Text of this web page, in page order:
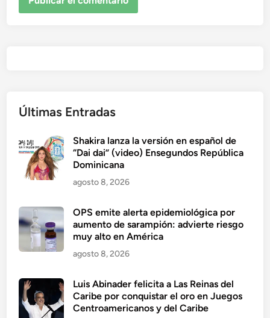
Últimas Entradas
Shakira lanza la versión en español de
“Dai dai” (video) Ensegundos República
Dominicana
agosto 8, 2026
OPS emite alerta epidemiológica por
aumento de sarampión: advierte riesgo
muy alto en América
agosto 8, 2026
Luis Abinader felicita a Las Reinas del
Caribe por conquistar el oro en Juegos
Centroamericanos y del Caribe